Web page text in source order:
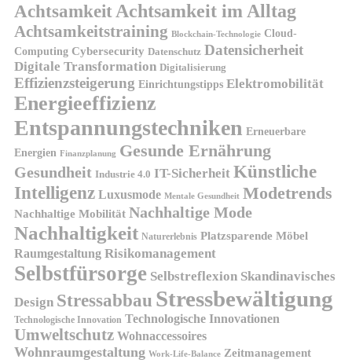
AchtsamkeitAchtsamkeit im Alltag
Achtsamkeitstraining Blockchain-Technologie Cloud-
Computing Cybersecurity Datenschutz Datensicherheit
Digitale Transformation Digitalisierung
Effizienzsteigerung Einrichtungstipps Elektromobilität
Energieeffizienz
Entspannungstechniken Erneuerbare
Energien Finanzplanung Gesunde Ernährung
Gesundheit Industrie 4.0 IT-Sicherheit Künstliche
Intelligenz Luxusmode Mentale Gesundheit Modetrends
Nachhaltige Mobilität Nachhaltige Mode
Nachhaltigkeit Naturerlebnis Platzsparende Möbel
Raumgestaltung Risikomanagement
Selbstfürsorge Selbstreflexion Skandinavisches
Design Stressabbau Stressbewältigung
Technologische Innovation Technologische Innovationen
Umweltschutz Wohnaccessoires
Wohnraumgestaltung Work-Life-Balance Zeitmanagement